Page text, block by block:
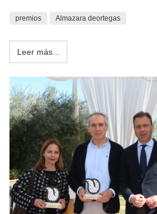
premios Almazara deortegas
Leer más...